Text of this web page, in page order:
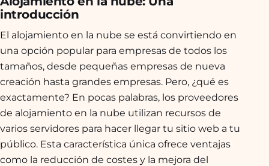
introducción
El alojamiento en la nube se está convirtiendo en
una opción popular para empresas de todos los
tamaños, desde pequeñas empresas de nueva
creación hasta grandes empresas. Pero, ¿qué es
exactamente? En pocas palabras, los proveedores
de alojamiento en la nube utilizan recursos de
varios servidores para hacer llegar tu sitio web a tu
público. Esta característica única ofrece ventajas
como la reducción de costes y la mejora del